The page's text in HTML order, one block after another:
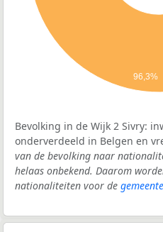
96,3%
Bevolking in de Wijk 2 Sivry:
onderverdeeld in Belgen en
van de bevolking naar
helaas onbekend. Daarom
nationaliteiten voor de